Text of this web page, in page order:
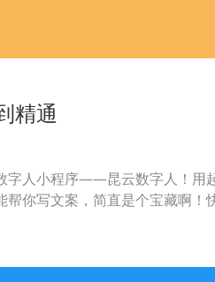
精通
字人小程序——昆云数字人！用
你写文案，简直是个宝藏啊！